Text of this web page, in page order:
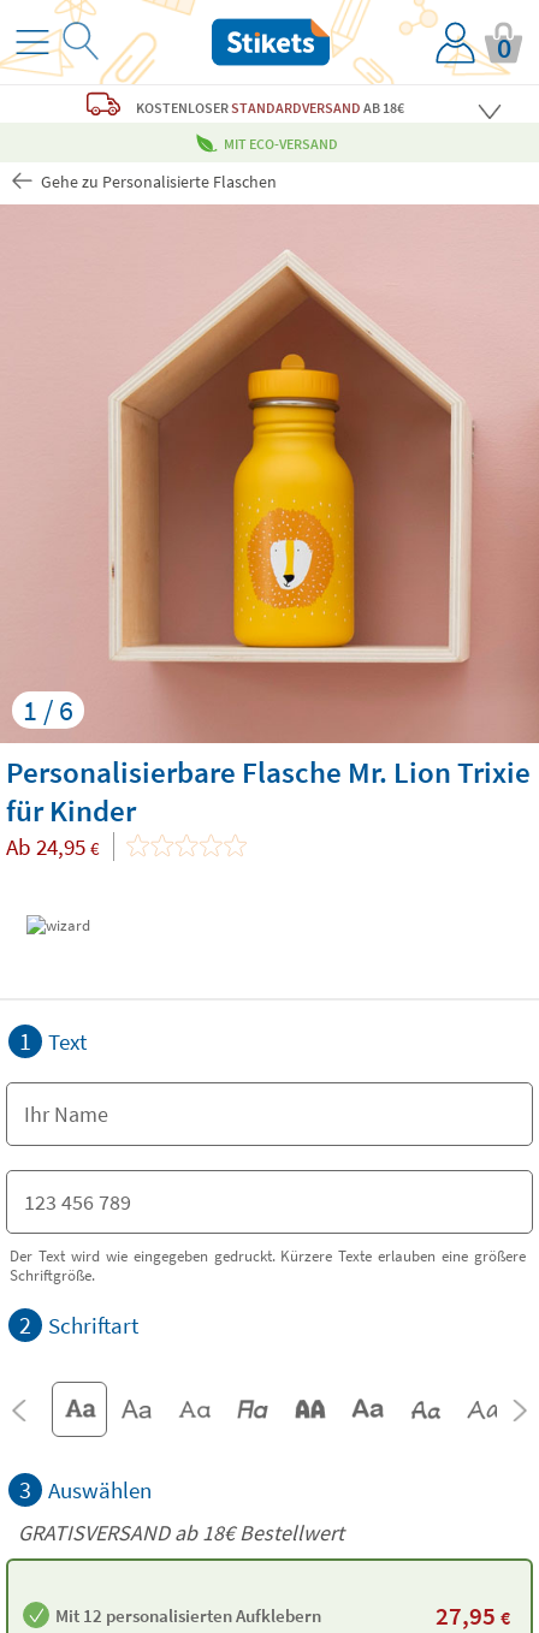
0
KOSTENLOSERSTANDARDVERSAND AB 18€
MIT ECO-VERSAND
Gehe zu Personalisierte Flaschen
1 / 6
Personalisierbare Flasche Mr. Lion Trixie
für Kinder
Ab 24,95 €
1 Text
Der Text wird wie eingegeben gedruckt. Kürzere Texte erlauben eine größere
Schriftgröße.
2 Schriftart
3 Auswählen
GRATISVERSAND ab18€Bestellwert
Mit 12 personalisierten Aufklebern 27,95 €